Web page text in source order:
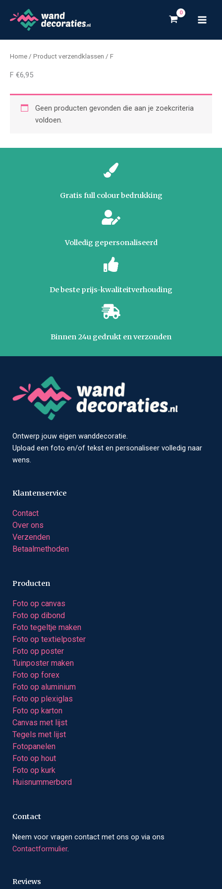
naar
inhoud
Home / Product verzendklassen / F
F €6,95
Geen producten gevonden die aan je zoekcriteria
voldoen.
Gratis full colour bedrukking
Volledig gepersonaliseerd
De beste prijs-kwaliteitverhouding
Binnen 24u gedrukt en verzonden
Ontwerp jouw eigen wanddecoratie.
Upload een foto en/of tekst en personaliseer volledig naar
wens.
Klantenservice
Contact
Over ons
Verzenden
Betaalmethoden
Producten
Foto op canvas
Foto op dibond
Foto tegeltje maken
Foto op textielposter
Foto op poster
Tuinposter maken
Foto op forex
Foto op aluminium
Foto op plexiglas
Foto op karton
Canvas met lijst
Tegels met lijst
Fotopanelen
Foto op hout
Foto op kurk
Huisnummerbord
Contact
Neem voor vragen contact met ons op via ons
Contactformulier.
Reviews